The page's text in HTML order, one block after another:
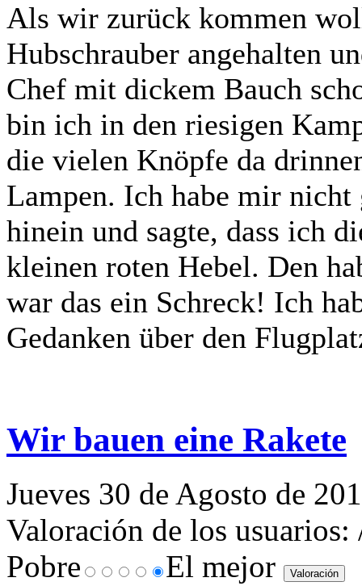
Als wir zurück kommen
Hubschrauber angehalten
Chef mit dickem Bauch
bin ich in den riesigen
die vielen Knöpfe da
Lampen. Ich habe mir nicht
hinein und sagte, dass ich
kleinen roten Hebel. Den
war das ein Schreck! Ich
Gedanken über den
Wir bauen eine Rakete
Jueves 30 de Agosto de
Valoración de los usuarios:
Pobre
El mejor